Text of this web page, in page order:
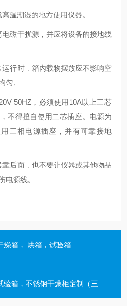
温潮湿的地方使用仪器。
电磁干扰源，并应将设备的接地线
运行时，箱内载物摆放应不影响空
匀。
50HZ，必须使用 10A以上三芯
不得擅自使用二芯插座。电源为
用三相电源插座，并有可靠接地
靠后面，也不要让仪器或其他物品
电源线。
燥箱， 烘箱，试验箱
箱，不锈钢干燥柜定制（三清仪器）